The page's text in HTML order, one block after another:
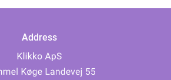
Address